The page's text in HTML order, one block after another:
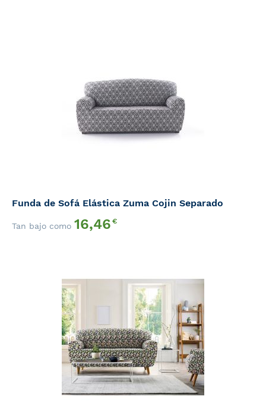
Funda de Sofá Elástica Zuma Cojin Separado
Tan bajo como 16,46€